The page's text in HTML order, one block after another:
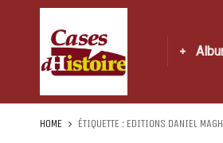
HOME ÉTIQUETTE : EDITIONS DANIEL